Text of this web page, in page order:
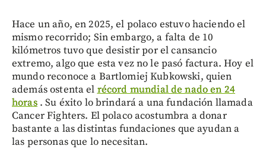
Hace un año, en 2025, el polaco estuvo haciendo el
mismo recorrido; Sin embargo, a falta de 10
kilómetros tuvo que desistir por el cansancio
extremo, algo que esta vez no le pasó factura. Hoy el
mundo reconoce a Bartlomiej Kubkowski, quien
además ostenta el récord mundial de nado en 24
horas. Su éxito lo brindará a una fundación llamada
Cancer Fighters. El polaco acostumbra a donar
bastante a las distintas fundaciones que ayudan a
las personas que lo necesitan.